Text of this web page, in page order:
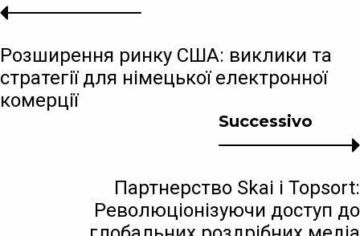
Successivo
Партнерство Skai і Topsort:
Революціонізуючи доступ до
Розширення ринку США: виклики та
стратегії для німецької електронної
комерції